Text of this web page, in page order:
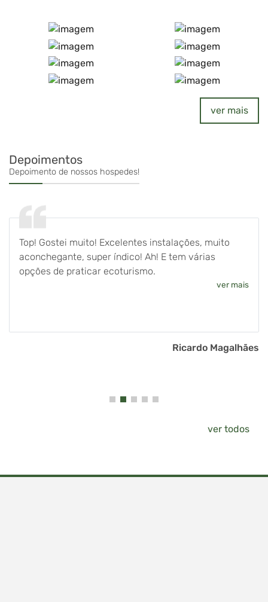
ver mais
Depoimentos
Depoimento de nossos hospedes!
Top! Gostei muito! Excelentes instalações, muito
aconchegante, super índico! Ah! E tem várias
opções de praticar ecoturismo.
ver mais
Ricardo Magalhães
ver todos